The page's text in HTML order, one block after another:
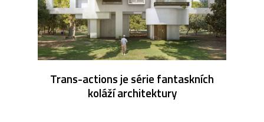
Trans-actions je série fantaskních
koláží architektury